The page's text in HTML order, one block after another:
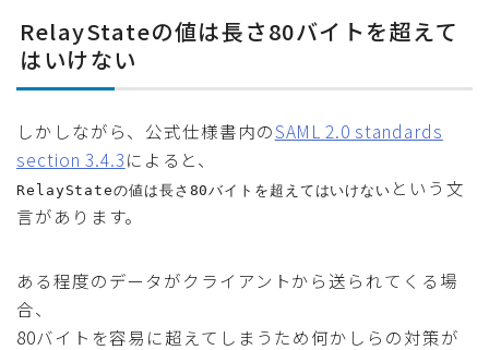
RelayStateの値は長さ80バイトを超えて
はいけない
しかしながら、公式仕様書内のSAML 2.0 standards
section 3.4.3によると、
RelayStateの値は長さ80バイトを超えてはいけない という文
言があります。
ある程度のデータがクライアントから送られてくる場
合、
80バイトを容易に超えてしまうため何かしらの対策が